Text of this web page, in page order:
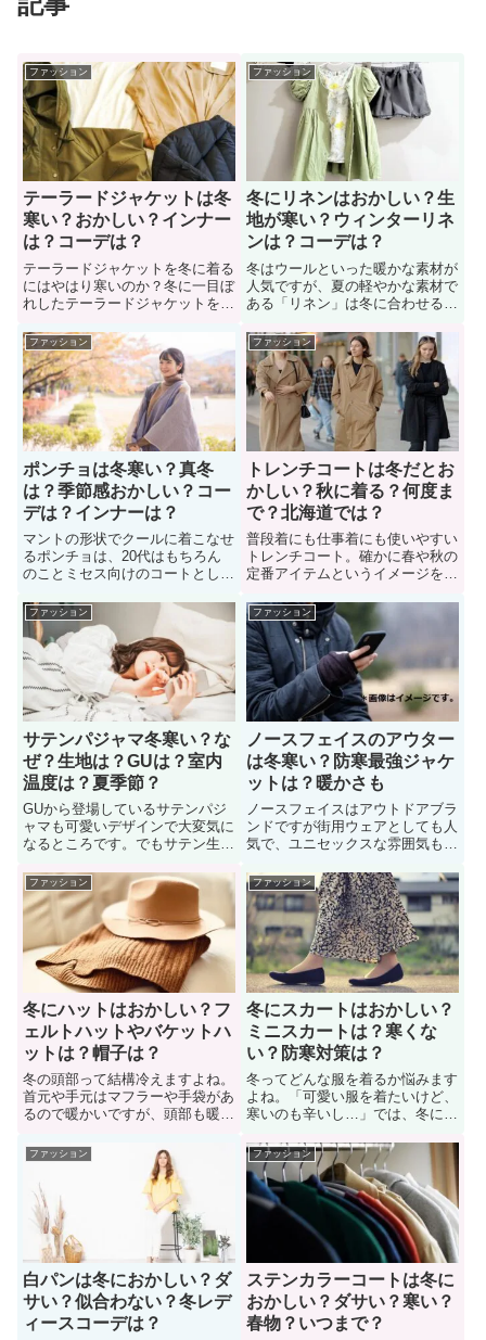
ファッション
テーラードジャケットは冬
寒い？おかしい？インナー
は？コーデは？
テーラードジャケットを冬に着る
にはやはり寒いのか？冬に一目ぼ
れしたテーラードジャケットを着
どうするか？」悩んでいる男性も
多い。冬には冬向けのテーラード
ジャケットの着こなしがありま
す。ここでは、冬の季節でのテー
ラードジャケットの着こなし、コ
ーディネート方法などについて紹
介
ファッション
冬にリネンはおかしい？生
地が寒い？ウィンターリネ
ンは？コーデは？
冬はウールといった暖かな素材が
人気ですが、夏の軽やかな素材で
ある「リネン」は冬に合わせるの
えば、夏などに活用されるイメー
ジです。事実、冬にリネン生地の
洋服を着たいけど「おかしい？寒
いのか？」悩んでいる女性も多
い。そこで「冬にリネンはおかし
いのか？」詳しく見ていこう。
ファッション
ポンチョは冬寒い？真冬
は？季節感おかしい？コー
デは？インナーは？
マントの形状でクールに着こなせ
るポンチョは、20代はもちろん
のことミセス向けのコートとして
冬にポンチョを着たいけど「寒く
ないか？季節感はおかしくない
か？コーデはどうですか？」悩ん
でいる女性も多い。ここでは、冬
に着るポンチョのオススメコーデ
ィネートなどについても紹介。
ファッション
トレンチコートは冬だとお
かしい？秋に着る？何度ま
で？北海道では？
普段着にも仕事着にも使いやすい
トレンチコート。確かに春や秋の
定番アイテムというイメージを持
のはおかしいのでしょうか？冬に
トレンチコートを着たいけど、
「おかしくないか？寒くない
か？」悩んでいる女性も多い。そ
こで、冬にトレンチコートを着る
場合のオススメコーディネートを
紹介
ファッション
サテンパジャマ冬寒い？な
ぜ？生地は？GUは？室内
温度は？夏季節？
GUから登場しているサテンパジ
ャマも可愛いデザインで大変気に
なるところです。でもサテン生地
いでしょうか？冬にGUのサテン
パジャマを着たいけど、「寒くな
いか？寝具に出来るか？」悩んで
いる女性も多い。では、サテンパ
ジャマを冬に着たら寒いのか？詳
しく見ていきましょう
ファッション
ノースフェイスのアウター
は冬寒い？防寒最強ジャケ
ットは？暖かさも
ノースフェイスはアウトドアブラ
ンドですが街用ウェアとしても人
気で、ユニセックスな雰囲気もあ
スフェイスのアウターは冬には寒
いのか？冬にノースフェイスのマ
ウンテンパーカーやジャケットを
着たいけど、「寒くないか？コー
デはどうするか？」悩んでいる男
性も多い。では詳しく見ていこう
ファッション
冬にハットはおかしい？フ
ェルトハットやバケットハ
ットは？帽子は？
冬の頭部って結構冷えますよね。
首元や手元はマフラーや手袋があ
るので暖かいですが、頭部も暖か
ットコーデをするのはおかしいの
か？冬にハットをかぶりたいけど
「変じゃないか？ダサいか？」不
安になっている男性も多い。で
は、冬にハットはおかしいのか？
色々な人に意見を聞いてみまし
た。
ファッション
冬にスカートはおかしい？
ミニスカートは？寒くな
い？防寒対策は？
冬ってどんな服を着るか悩みます
よね。「可愛い服を着たいけど、
寒いのも辛いし…」では、冬にス
ートを履きたいけど「おかしくな
いか？さむくないか？防寒対策は
何が良いか？」悩んでいる女性も
多い。そこでこのページでは「冬
にスカートはおかしいのか？」
色々な人に意見を聞いてみまし
ファッション
白パンは冬におかしい？ダ
サい？似合わない？冬レデ
ィースコーデは？
ファッション
ステンカラーコートは冬に
おかしい？ダサい？寒い？
春物？いつまで？